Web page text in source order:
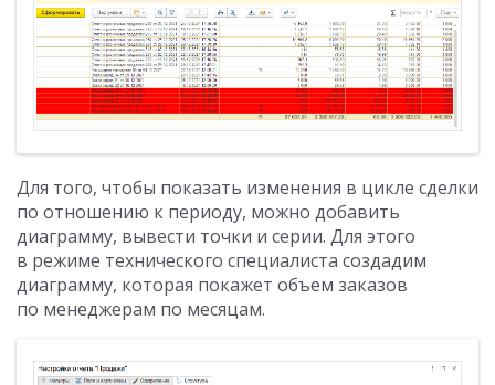
Для того, чтобы показать изменения в цикле сделки
по отношению к периоду, можно добавить
диаграмму, вывести точки и серии. Для этого
в режиме технического специалиста создадим
диаграмму, которая покажет объем заказов
по менеджерам по месяцам.